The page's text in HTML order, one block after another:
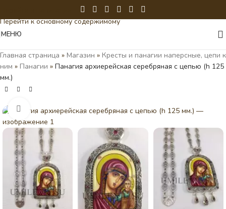
Перейти к основному содержимому
МЕНЮ
Главная страница » Магазин » Кресты и панагии наперсные, цепи к
ним » Панагии » Панагия архиерейская серебряная с цепью (h 125
мм.)
Нажмите, чтобы увеличить